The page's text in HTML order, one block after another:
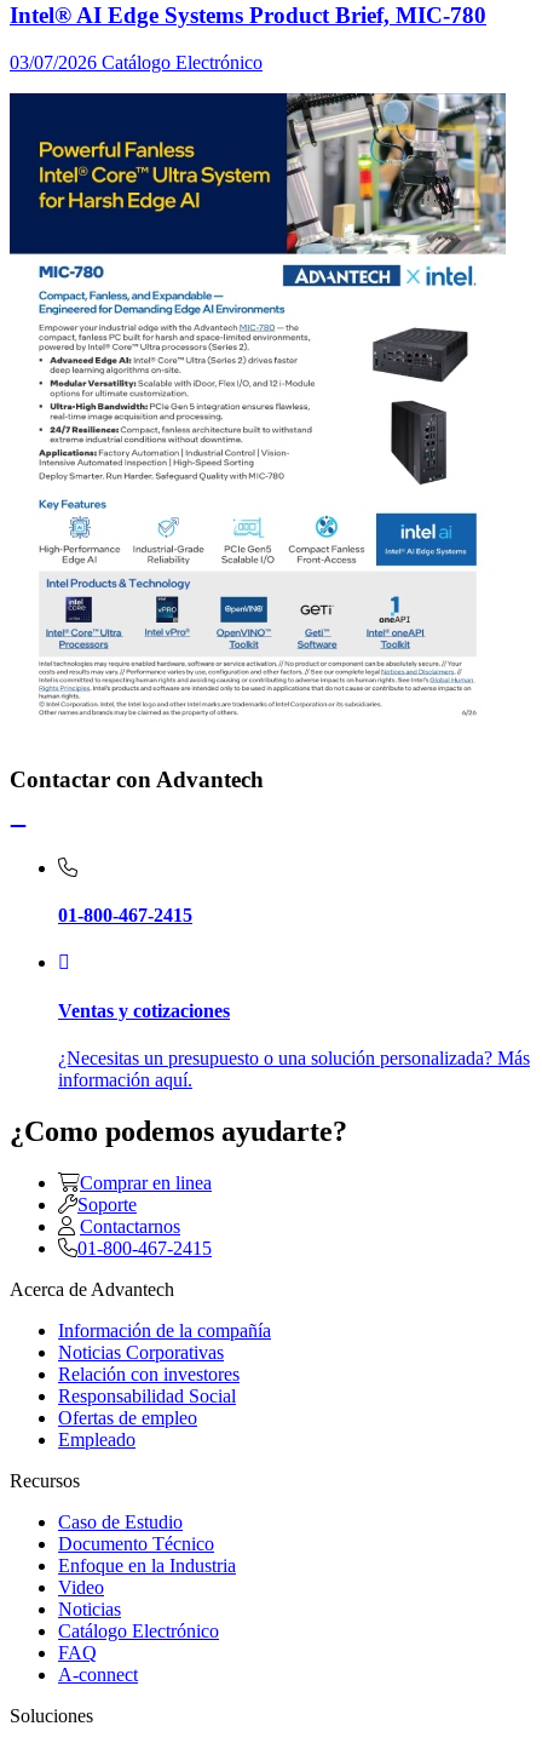
Intel® AI Edge Systems Product Brief, MIC-780
03/07/2026 Catálogo Electrónico
Contactar con Advantech
01-800-467-2415
Ventas y cotizaciones
¿Necesitas un presupuesto o una solución personalizada? Más
información aquí.
¿Como podemos ayudarte?
Comprar en linea
Soporte
Contactarnos
01-800-467-2415
Acerca de Advantech
Información de la compañía
Noticias Corporativas
Relación con investores
Responsabilidad Social
Ofertas de empleo
Empleado
Recursos
Caso de Estudio
Documento Técnico
Enfoque en la Industria
Video
Noticias
Catálogo Electrónico
FAQ
A-connect
Soluciones